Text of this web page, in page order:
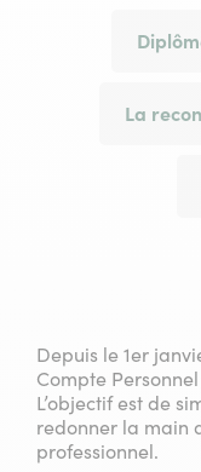
La
Depuis le 1er
Compte
L’objectif est de
redonner la main
professionnel.